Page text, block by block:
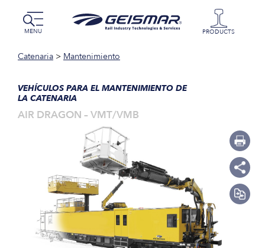
MENU PRODUCTS
Catenaria > Mantenimiento
VEHÍCULOS PARA EL MANTENIMIENTO DE
LA CATENARIA
AIR DRAGON – VMT/VMB